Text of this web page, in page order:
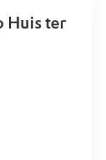
Huis ter